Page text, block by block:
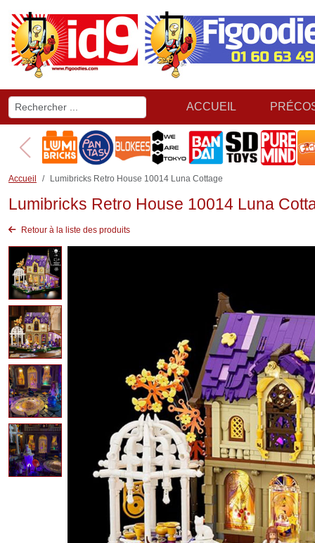
ACCUEIL
Accueil Lumibricks Retro House 10014 Luna Cottage
Lumibricks Retro House 10014 Luna
Retour à la liste des produits